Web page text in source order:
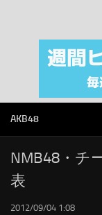
注目カテゴリ
オリジナル
RSS
LINKS
AKB48
NMB48・チ
表
2012/09/04 1:08